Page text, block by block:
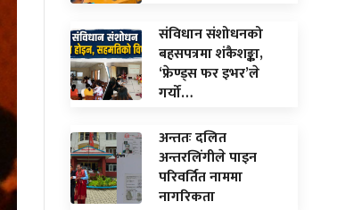
संविधान संशोधनको
बहसपत्रमा शंकैशङ्का,
‘फ्रेण्ड्स फर इभर’ले
गर्यो…
अन्ततः दलित
अन्तरलिंगीले पाइन
परिवर्तित नाममा
नागरिकता